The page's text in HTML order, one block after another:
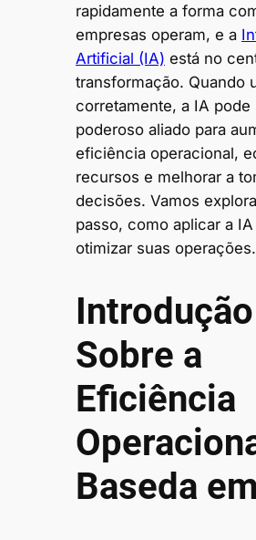
rapidamente a forma
empresas operam, e a
Artificial (IA) está no
transformação. Quando
corretamente, a IA pode
poderoso aliado para
eficiência operacional,
recursos e melhorar a
decisões. Vamos
passo, como aplicar a IA
otimizar suas operações.
Introdução
Sobre a
Eficiência
Baseda